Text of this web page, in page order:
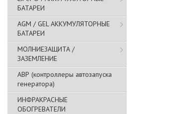
БАТАРЕИ
AGM / GEL АККУМУЛЯТОРНЫЕ
БАТАРЕИ
МОЛНИЕЗАЩИТА /
ЗАЗЕМЛЕНИЕ
АВР (контроллеры автозапуска
генератора)
ИНФРАКРАСНЫЕ
ОБОГРЕВАТЕЛИ